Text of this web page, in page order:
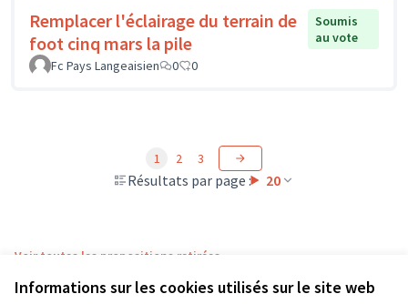
Informations sur les cookies utilisés sur le site web
Remplacer l'éclairage du terrain de
foot cinq mars la pile
Soumis
au vote
Fc Pays Langeaisien
0 0
Résultats par page : 20
1 2 3
Voir toutes les propositions retirées